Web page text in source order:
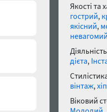
Якості та
гострий,
якісний,
дієта,
вінтаж,
Віковий